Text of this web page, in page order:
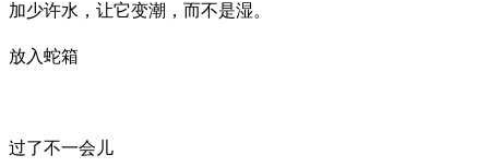
加少许水，让它变潮，而不是湿。
放入蛇箱
过了不一会儿